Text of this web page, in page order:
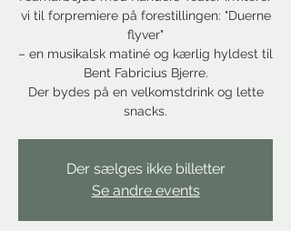
vi til forpremiere på forestillingen: "Duerne
flyver"
– en musikalsk matiné og kærlig hyldest til
Bent Fabricius Bjerre.
Der bydes på en velkomstdrink og lette
snacks.
Der sælges ikke billetter
Se andre events